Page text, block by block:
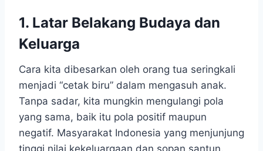
1. Latar Belakang Budaya dan
Keluarga
Cara kita dibesarkan oleh orang tua seringkali
menjadi “cetak biru” dalam mengasuh anak.
Tanpa sadar, kita mungkin mengulangi pola
yang sama, baik itu pola positif maupun
negatif. Masyarakat Indonesia yang menjunjung